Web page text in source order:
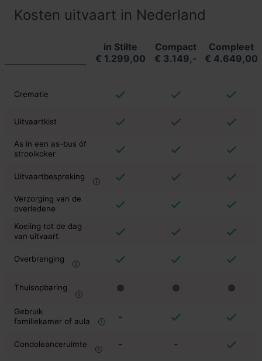
Kosten uitvaart in Nederland
in Stilte
€ 1.299,00
Compact
€ 3.149,-
Compleet
€ 4.649,00
Crematie
Uitvaartkist
As in een as-bus óf
strooikoker
Uitvaartbespreking
Verzorging van de
overledene
Koeling tot de dag
van uitvaart
Overbrenging
Thuisopbaring
Gebruik
familiekamer of aula
-
Condoleanceruimte - -